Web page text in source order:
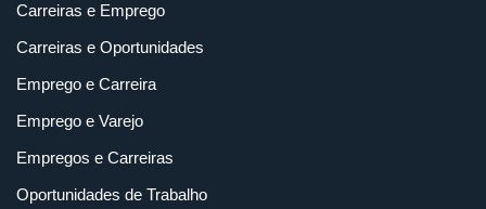
Carreiras e Emprego
Carreiras e Oportunidades
Emprego e Carreira
Emprego e Varejo
Empregos e Carreiras
Oportunidades de Trabalho